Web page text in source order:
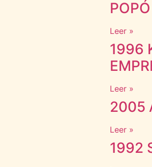
POPÓ
Leer »
1996
Leer »
2005
Leer »
1992